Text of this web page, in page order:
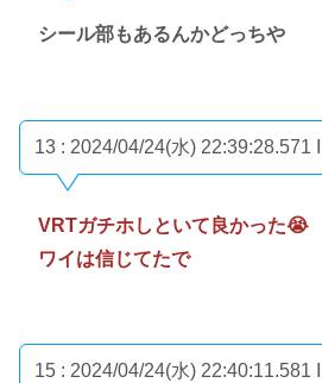
シール部もあるんかどっちや
13 : 2024/04/24(水) 22:39:28.571
VRTガチホしといて良かった😭
ワイは信じてたで
15 : 2024/04/24(水) 22:40:11.581